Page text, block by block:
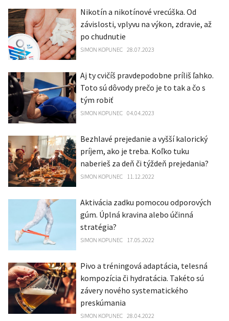
Nikotín a nikotínové vrecúška. Od
závislosti, vplyvu na výkon, zdravie, až
po chudnutie
SIMON KOPUNEC 28.07.2023
Aj ty cvičíš pravdepodobne príliš ľahko.
Toto sú dôvody prečo je to tak a čo s
tým robiť
SIMON KOPUNEC 04.04.2023
Bezhlavé prejedanie a vyšší kalorický
príjem, ako je treba. Koľko tuku
naberieš za deň či týždeň prejedania?
SIMON KOPUNEC 11.12.2022
Aktivácia zadku pomocou odporových
gúm. Úplná kravina alebo účinná
stratégia?
SIMON KOPUNEC 17.05.2022
Pivo a tréningová adaptácia, telesná
kompozícia či hydratácia. Takéto sú
závery nového systematického
preskúmania
SIMON KOPUNEC 28.04.2022